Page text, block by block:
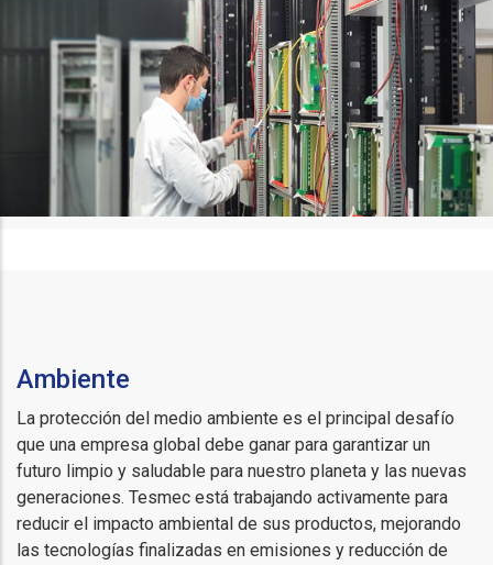
Ambiente
La protección del medio ambiente es el principal desafío
que una empresa global debe ganar para garantizar un
futuro limpio y saludable para nuestro planeta y las nuevas
generaciones. Tesmec está trabajando activamente para
reducir el impacto ambiental de sus productos, mejorando
las tecnologías finalizadas en emisiones y reducción de